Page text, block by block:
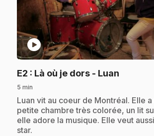
play_circle
E2 : Là où je dors - Luan
5 min
.Luan vit au coeur de Montréal. Elle
petite chambre très colorée, un lit
elle adore la musique. Elle veut
star.